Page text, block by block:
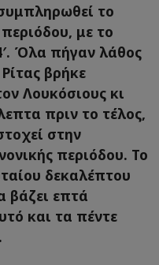
το
με το
Όλα πήγαν λάθος
βρήκε
Λουκόσιους κι
πριν το τέλος,
στην
περιόδου. Το
δεκαλέπτου
βάζει επτά
και τα πέντε